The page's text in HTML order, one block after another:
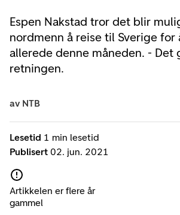
Espen Nakstad tror det blir
nordmenn å reise til Sverige for
allerede denne måneden. - Det
retningen.
Lesetid 1 min lesetid
Publisert 02. jun. 2021
Artikkelen er flere år
gammel
av NTB